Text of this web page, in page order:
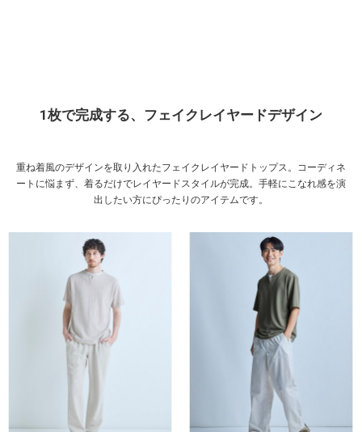
1枚で完成する、フェイクレイヤードデザイン
重ね着風のデザインを取り入れたフェイクレイヤードトップス。コーディネ
ートに悩まず、着るだけでレイヤードスタイルが完成。手軽にこなれ感を演
出したい方にぴったりのアイテムです。